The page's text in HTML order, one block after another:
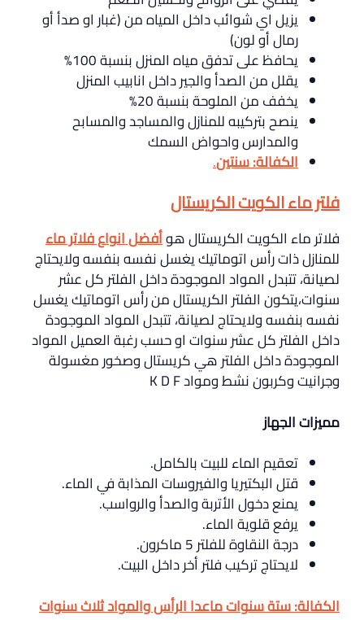
يزيل اي شوائب داخل المياه من (غبار او صدأ أو
رمال أو لون)
يحافظ على تدفق مياه المنزل بنسبة 100%
يقلل من الصدأ والجير داخل انابيب المنزل
يخفف من الملوحة بنسبة 20%
ينصح بتركيبه للمنازل والمساجد والمسابح
والمدارس واحواض السمك
الكفالة: سنتين.
فلتر ماء الكويت الكريستال
فلاتر ماء الكويت الكريستال هوأفضل انواع فلاتر ماء
للمنازل ذات رأس اتوماتيك يغسل نفسه بنفسه ولايحتاج
لصيانة، تتبدل المواد الموجودة داخل الفلتر كل عشر
سنوات،يتكون الفلتر الكريستال من رأس اتوماتيك يغسل
نفسه بنفسه ولايحتاج لصيانة، تتبدل المواد الموجودة
داخل الفلتر كل عشر سنوات او حسب رغبة العميل المواد
الموجودة داخل الفلتر هي كريستال وصخور مغسولة
وجرانيت وكربون نشط ومواد K D F
مميزات الجهاز
تعقيم الماء للبيت بالكامل.
قتل البكتيريا والفيروسات المذابة في الماء.
يمنع دخول الأتربة والصدأ والرواسب.
يرفع قلوية الماء.
درجة النقاوة للفلتر 5 ماكرون.
لايحتاج تركيب فلتر أخر داخل البيت.
الكفالة: ستة سنوات ماعدا الرأس والمواد ثلاث سنوات